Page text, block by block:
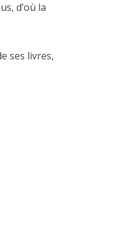
d’où la
ses livres,